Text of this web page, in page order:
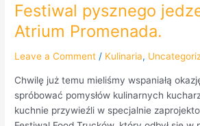
Festiwal pysznego
Atrium Promenada.
Leave a Comment / Kulinaria,
Chwilę już temu mieliśmy wspaniałą
spróbować pomysłów kulinarnych
kuchnie przywieźli w specjalnie